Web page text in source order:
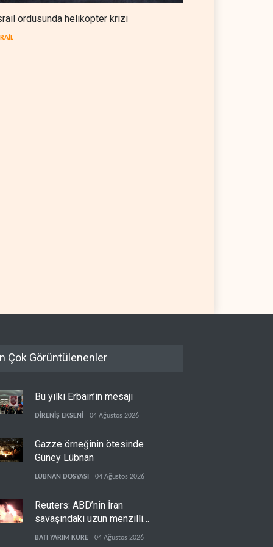
ordusunda helikopter krizi
Çok Görüntülenenler
Bu yılki Erbain’in mesajı
DİRENİŞ EKSENİ 04 Ağustos 2026
Gazze örneğinin ötesinde
Güney Lübnan
LÜBNAN DOSYASI 04 Ağustos 2026
Reuters: ABD’nin İran
savaşındaki uzun menzilli
füze stokları tükenme
BATI YARIM KÜRE 04 Ağustos 2026